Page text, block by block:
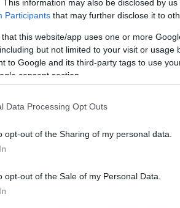
This information may also be disclosed by
Participants that may further disclose it to
that this website/app uses one or more
but not limited to your visit or usage
to Google and its third-party tags to use
consent section.
Data Processing Opt Outs
opt-out of the Sharing of my personal data.
opt-out of the Sale of my Personal Data.